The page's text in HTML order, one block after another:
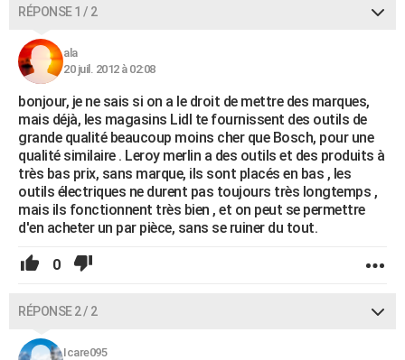
RÉPONSE 1 / 2
ala
20 juil. 2012 à 02:08
bonjour, je ne sais si on a le droit de mettre des marques,
mais déjà, les magasins Lidl te fournissent des outils de
grande qualité beaucoup moins cher que Bosch, pour une
qualité similaire . Leroy merlin a des outils et des produits à
très bas prix, sans marque, ils sont placés en bas , les
outils électriques ne durent pas toujours très longtemps ,
mais ils fonctionnent très bien , et on peut se permettre
d'en acheter un par pièce, sans se ruiner du tout.
0
RÉPONSE 2 / 2
Icare095